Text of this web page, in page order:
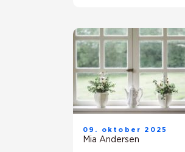
09. oktober 2025
Mia Andersen